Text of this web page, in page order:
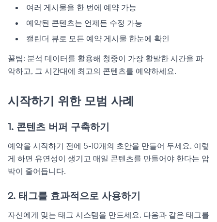
여러 게시물을 한 번에 예약 가능
예약된 콘텐츠는 언제든 수정 가능
캘린더 뷰로 모든 예약 게시물 한눈에 확인
꿀팁: 분석 데이터를 활용해 청중이 가장 활발한 시간을 파
악하고, 그 시간대에 최고의 콘텐츠를 예약하세요.
시작하기 위한 모범 사례
1. 콘텐츠 버퍼 구축하기
예약을 시작하기 전에 5-10개의 초안을 만들어 두세요. 이렇
게 하면 유연성이 생기고 매일 콘텐츠를 만들어야 한다는 압
박이 줄어듭니다.
2. 태그를 효과적으로 사용하기
자신에게 맞는 태그 시스템을 만드세요. 다음과 같은 태그를